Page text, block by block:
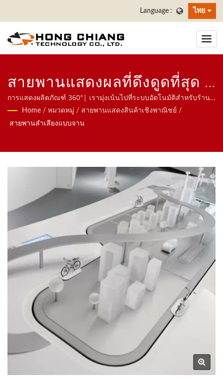
ไทย
สายพานแสดงผลที่ดึงดูดที่สุด |
ผู้ผลิตสายพานลำเลียงซูชิ
สำหรับร้านอาหารและการรับ
การแสดงผลิตภัณฑ์ 360°| เรามุ่งเน้นไปที่ระบบอัตโนมัติสำหรับร้าน
อาหาร รวมถึงหุ่นยนต์ส่งอาหาร ระบบรถไฟความเร็วสูง ระบบ
สายพานลำเลียง ระบบสายพานซูชิหมุน ระบบสั่งอาหารผ่านแท็บเล็ต
Home / หมวดหมู่ / สายพานแสดงสินค้าเชิงพาณิชย์ /
สายพานลำเลียงแบบจาน